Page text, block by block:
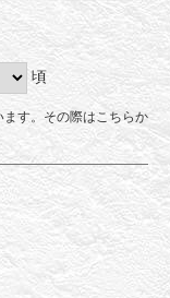
頃
す。その際はこちらか